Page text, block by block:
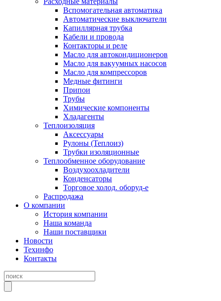
Вспомогательная автоматика
Автоматические выключатели
Капиллярная трубка
Кабели и провода
Контакторы и реле
Масло для автокондиционеров
Масло для вакуумных насосов
Масло для компрессоров
Медные фитинги
Припои
Трубы
Химические компоненты
Хладагенты
Теплоизоляция
Аксессуары
Рулоны (Теплоиз)
Трубки изоляционные
Теплообменное оборудование
Воздухоохладители
Конденсаторы
Торговое холод. оборуд-е
Распродажа
О компании
История компании
Наша команда
Наши поставщики
Новости
Техинфо
Контакты